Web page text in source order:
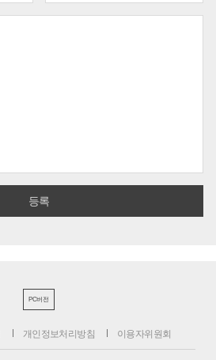
PC버전
개인정보처리방침 이용자위원회